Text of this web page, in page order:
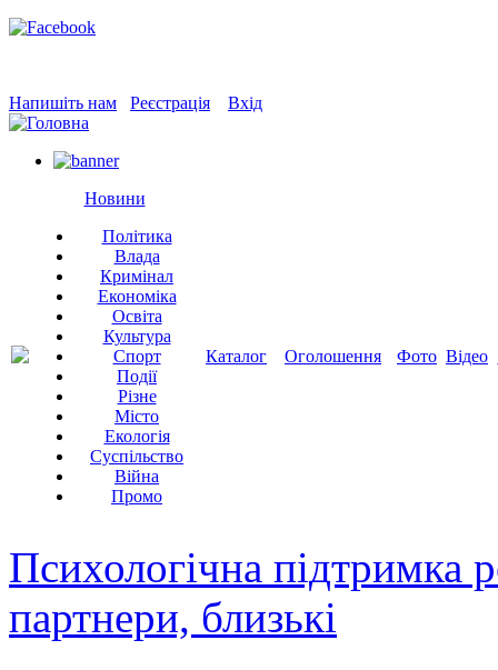
Напишіть нам Реєстрація Вхід
Новини
Політика
Влада
Кримінал
Економіка
Освіта
Культура
Спорт
Події
Різне
Місто
Екологія
Суспільство
Війна
Промо
Каталог Оголошення Фото Відео
Психологічна підтримка
партнери, близькі